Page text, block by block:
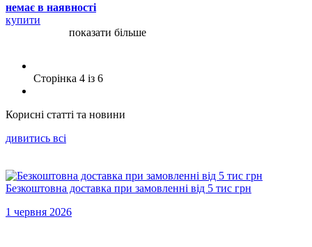
немає в наявності
купити
показати більше
Сторінка 4 iз 6
Корисні статті та новини
дивитись всi
Безкоштовна доставка при замовленні від 5 тис грн
1 червня 2026